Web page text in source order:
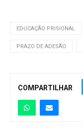
EDUCAÇÃO PRISIONAL
PRAZO DE ADESÃO
COMPARTILHAR